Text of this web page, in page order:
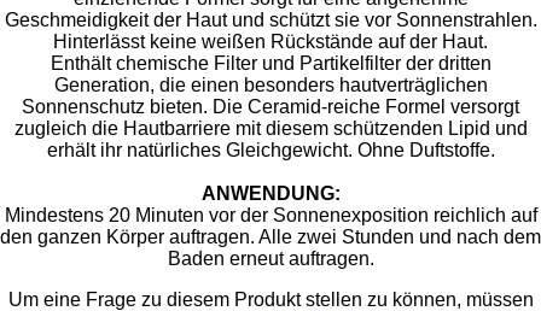
Geschmeidigkeit der Haut und schützt sie vor Sonnenstrahlen.
Hinterlässt keine weißen Rückstände auf der Haut.
Enthält chemische Filter und Partikelfilter der dritten
Generation, die einen besonders hautverträglichen
Sonnenschutz bieten. Die Ceramid-reiche Formel versorgt
zugleich die Hautbarriere mit diesem schützenden Lipid und
erhält ihr natürliches Gleichgewicht. Ohne Duftstoffe.
ANWENDUNG:
Mindestens 20 Minuten vor der Sonnenexposition reichlich auf
den ganzen Körper auftragen. Alle zwei Stunden und nach dem
Baden erneut auftragen.
Um eine Frage zu diesem Produkt stellen zu können, müssen